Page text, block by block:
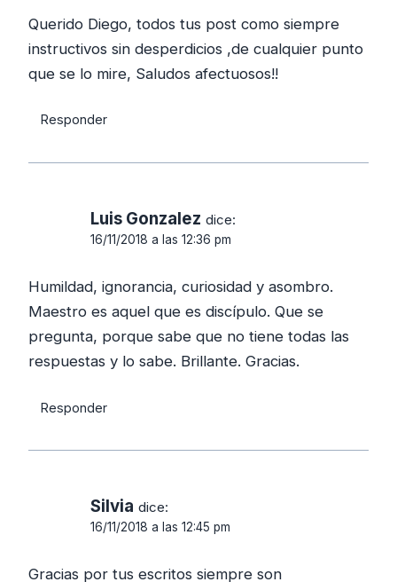
Querido Diego, todos tus post como siempre
instructivos sin desperdicios ,de cualquier punto
que se lo mire, Saludos afectuosos!!
Responder
Luis Gonzalez dice:
16/11/2018 a las 12:36 pm
Humildad, ignorancia, curiosidad y asombro.
Maestro es aquel que es discípulo. Que se
pregunta, porque sabe que no tiene todas las
respuestas y lo sabe. Brillante. Gracias.
Responder
Silvia dice:
16/11/2018 a las 12:45 pm
Gracias por tus escritos siempre son